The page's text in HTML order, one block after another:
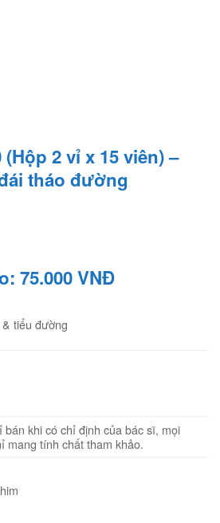
2 vỉ x 15 viên) –
tháo đường
75.000 VNĐ
tiểu đường
khi có chỉ định của bác sĩ, mọi
mang tính chất tham khảo.